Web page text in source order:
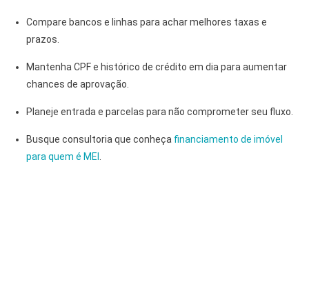
Compare bancos e linhas para achar melhores taxas e
prazos.
Mantenha CPF e histórico de crédito em dia para aumentar
chances de aprovação.
Planeje entrada e parcelas para não comprometer seu fluxo.
Busque consultoria que conheça financiamento de imóvel
para quem é MEI